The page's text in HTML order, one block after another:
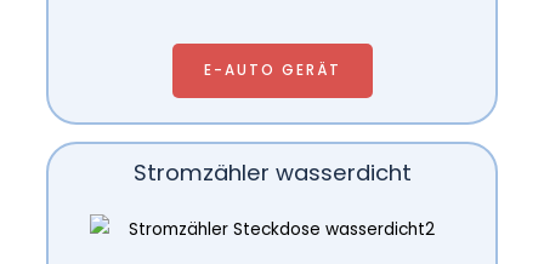
E-AUTO GERÄT
Stromzähler wasserdicht